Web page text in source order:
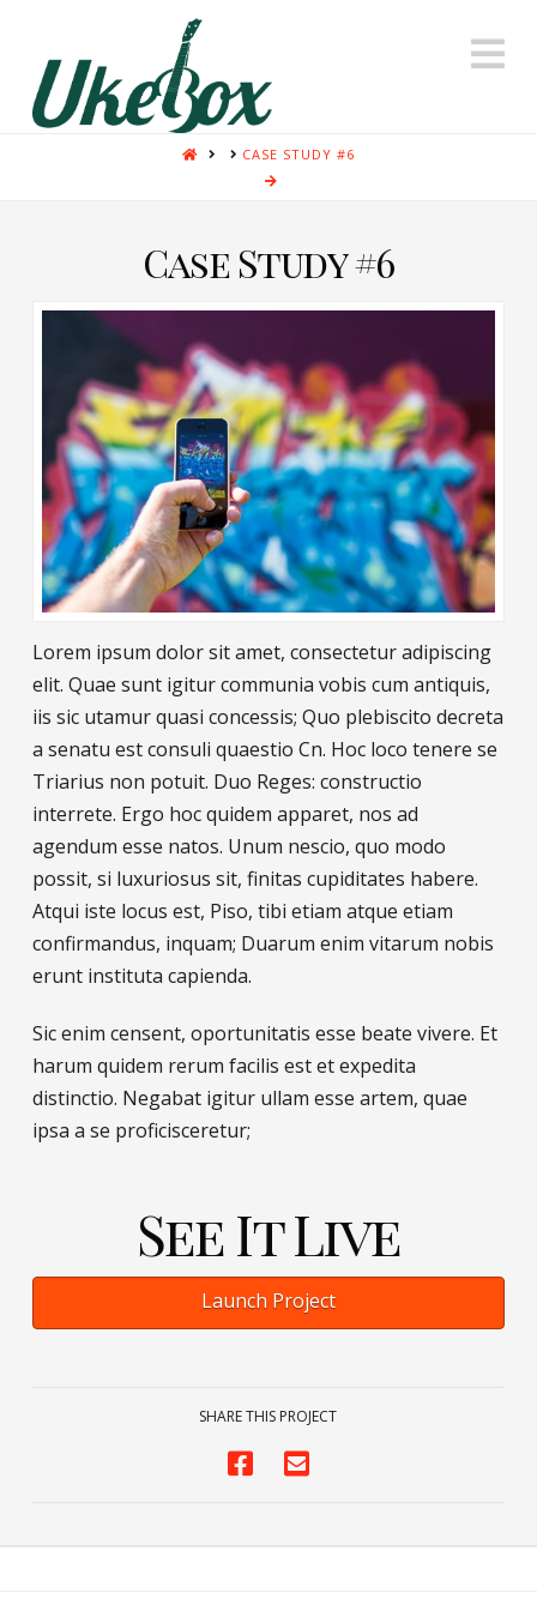
HOME CASE STUDY #6
Case Study #6
Lorem ipsum dolor sit amet, consectetur adipiscing
elit. Quae sunt igitur communia vobis cum antiquis,
iis sic utamur quasi concessis; Quo plebiscito decreta
a senatu est consuli quaestio Cn. Hoc loco tenere se
Triarius non potuit. Duo Reges: constructio
interrete. Ergo hoc quidem apparet, nos ad
agendum esse natos. Unum nescio, quo modo
possit, si luxuriosus sit, finitas cupiditates habere.
Atqui iste locus est, Piso, tibi etiam atque etiam
confirmandus, inquam; Duarum enim vitarum nobis
erunt instituta capienda.
Sic enim censent, oportunitatis esse beate vivere. Et
harum quidem rerum facilis est et expedita
distinctio. Negabat igitur ullam esse artem, quae
ipsa a se proficisceretur;
See It Live
Launch Project
SHARE THIS PROJECT